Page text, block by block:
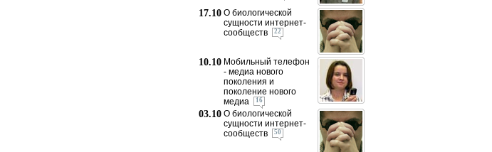
17.10 О биологической
сущности интернет-
сообществ
22
10.10 Мобильный телефон
- медиа нового
поколения и
поколение нового
медиа
16
03.10 О биологической
сущности интернет-
сообществ
50